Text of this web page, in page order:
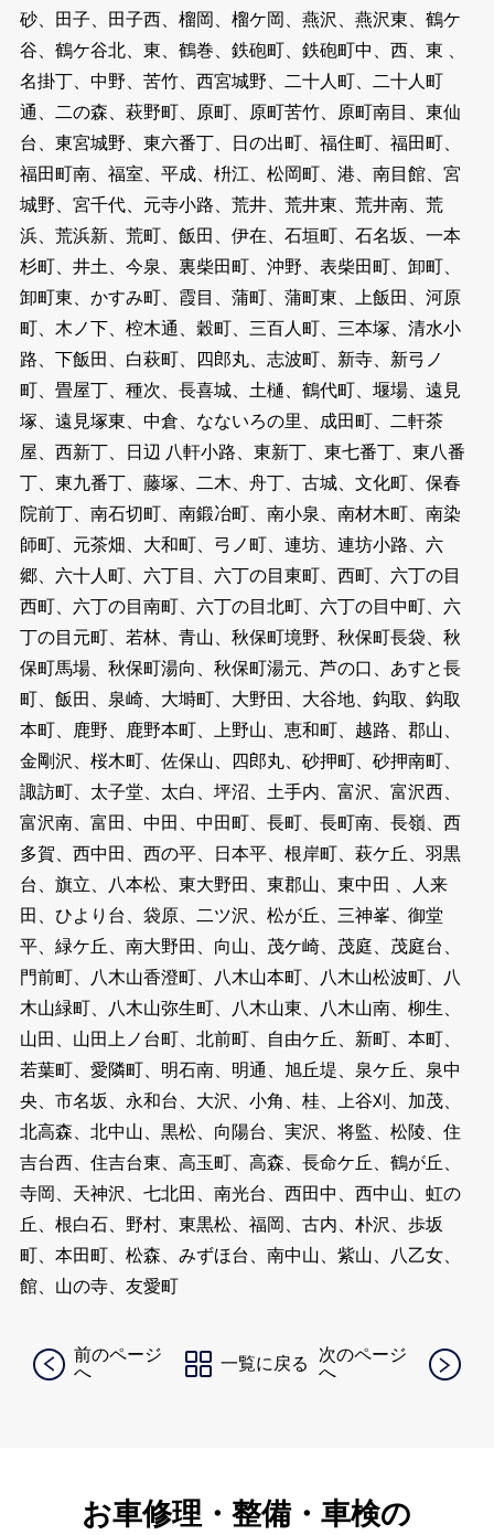
砂、田子、田子西、榴岡、榴ケ岡、燕沢、燕沢東、鶴ケ
谷、鶴ケ谷北、東、鶴巻、鉄砲町、鉄砲町中、西、東 、
名掛丁、中野、苦竹、西宮城野、二十人町、二十人町
通、二の森、萩野町、原町、原町苦竹、原町南目、東仙
台、東宮城野、東六番丁、日の出町、福住町、福田町、
福田町南、福室、平成、枡江、松岡町、港、南目館、宮
城野、宮千代、元寺小路、荒井、荒井東、荒井南、荒
浜、荒浜新、荒町、飯田、伊在、石垣町、石名坂、一本
杉町、井土、今泉、裏柴田町、沖野、表柴田町、卸町、
卸町東、かすみ町、霞目、蒲町、蒲町東、上飯田、河原
町、木ノ下、椌木通、穀町、三百人町、三本塚、清水小
路、下飯田、白萩町、四郎丸、志波町、新寺、新弓ノ
町、畳屋丁、種次、長喜城、土樋、鶴代町、堰場、遠見
塚、遠見塚東、中倉、なないろの里、成田町、二軒茶
屋、西新丁、日辺 八軒小路、東新丁、東七番丁、東八番
丁、東九番丁、藤塚、二木、舟丁、古城、文化町、保春
院前丁、南石切町、南鍛冶町、南小泉、南材木町、南染
師町、元茶畑、大和町、弓ノ町、連坊、連坊小路、六
郷、六十人町、六丁目、六丁の目東町、西町、六丁の目
西町、六丁の目南町、六丁の目北町、六丁の目中町、六
丁の目元町、若林、青山、秋保町境野、秋保町長袋、秋
保町馬場、秋保町湯向、秋保町湯元、芦の口、あすと長
町、飯田、泉崎、大塒町、大野田、大谷地、鈎取、鈎取
本町、鹿野、鹿野本町、上野山、恵和町、越路、郡山、
金剛沢、桜木町、佐保山、四郎丸、砂押町、砂押南町、
諏訪町、太子堂、太白、坪沼、土手内、富沢、富沢西、
富沢南、富田、中田、中田町、長町、長町南、長嶺、西
多賀、西中田、西の平、日本平、根岸町、萩ケ丘、羽黒
台、旗立、八本松、東大野田、東郡山、東中田 、人来
田、ひより台、袋原、二ツ沢、松が丘、三神峯、御堂
平、緑ケ丘、南大野田、向山、茂ケ崎、茂庭、茂庭台、
門前町、八木山香澄町、八木山本町、八木山松波町、八
木山緑町、八木山弥生町、八木山東、八木山南、柳生、
山田、山田上ノ台町、北前町、自由ケ丘、新町、本町、
若葉町、愛隣町、明石南、明通、旭丘堤、泉ケ丘、泉中
央、市名坂、永和台、大沢、小角、桂、上谷刈、加茂、
北高森、北中山、黒松、向陽台、実沢、将監、松陵、住
吉台西、住吉台東、高玉町、高森、長命ケ丘、鶴が丘、
寺岡、天神沢、七北田、南光台、西田中、西中山、虹の
丘、根白石、野村、東黒松、福岡、古内、朴沢、歩坂
町、本田町、松森、みずほ台、南中山、紫山、八乙女、
館、山の寺、友愛町
前のページ
へ
一覧に戻る
次のページ
へ
お車修理・整備・車検の